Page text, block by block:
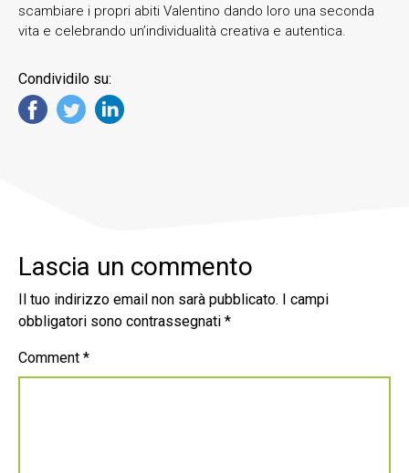
scambiare i propri abiti Valentino dando loro una seconda
vita e celebrando un’individualità creativa e autentica.
Condividilo su:
Lascia un commento
Il tuo indirizzo email non sarà pubblicato.
I campi
obbligatori sono contrassegnati *
Comment *